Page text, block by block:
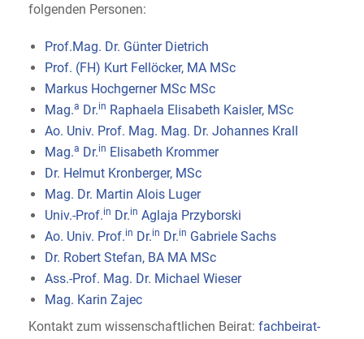
folgenden Personen:
Prof.Mag. Dr. Günter Dietrich
Prof. (FH) Kurt Fellöcker, MA MSc
Markus Hochgerner MSc MSc
Mag.a Dr.in Raphaela Elisabeth Kaisler, MSc
Ao. Univ. Prof. Mag. Mag. Dr. Johannes Krall
Mag.a Dr.in Elisabeth Krommer
Dr. Helmut Kronberger, MSc
Mag. Dr. Martin Alois Luger
Univ.-Prof.in Dr.in Aglaja Przyborski
Ao. Univ. Prof.in Dr.in Dr.in Gabriele Sachs
Dr. Robert Stefan, BA MA MSc
Ass.-Prof. Mag. Dr. Michael Wieser
Mag. Karin Zajec
Kontakt zum wissenschaftlichen Beirat: fachbeirat-